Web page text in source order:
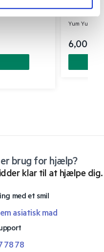
INSTANT
Yum Yum
6,00
brug for hjælp?
klar til at hjælpe dig.
med et smil
asiatisk mad
78 78